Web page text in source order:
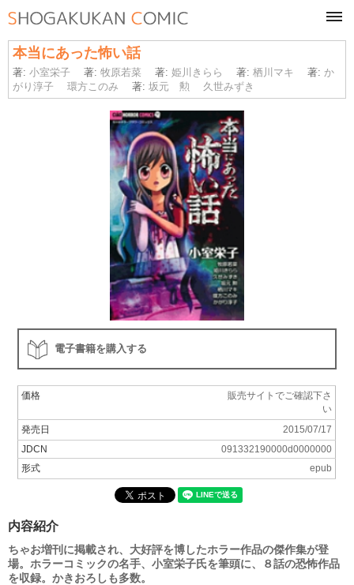
本当にあった怖い話
著:小室栄子 著:牧原若菜 著: 姫川きらら 著:栖川マキ 著: か
がり淳子
環方このみ 著:坂元 勲 久世みずき
電子書籍を購入する
価格
販売サイトでご確認下さ
い
発売日
2015/07/17
JDCN
091332190000d0000000
形式
epub
内容紹介
ちゃお増刊に掲載され、大好評を博したホラー作品の傑作集が登
場。ホラーコミックの名手、小室栄子氏を筆頭に、８話の恐怖作品
を収録。かきおろしも多数。